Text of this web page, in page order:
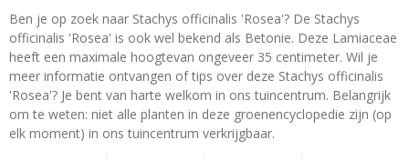
Ben je op zoek naar Stachys officinalis 'Rosea'? De Stachys
officinalis 'Rosea' is ook wel bekend als Betonie. Deze Lamiaceae
heeft een maximale hoogtevan ongeveer 35 centimeter. Wil je
meer informatie ontvangen of tips over deze Stachys officinalis
'Rosea'? Je bent van harte welkom in ons tuincentrum. Belangrijk
om te weten: niet alle planten in deze groenencyclopedie zijn (op
elk moment) in ons tuincentrum verkrijgbaar.